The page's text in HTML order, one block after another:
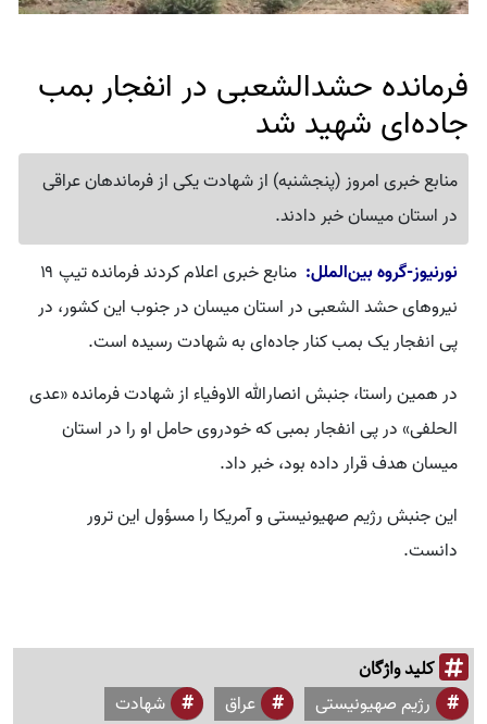
فرمانده حشدالشعبی در انفجار بمب
جاده‌ای شهید شد
منابع خبری امروز (پنجشنبه) از شهادت یکی از فرماندهان عراقی
در استان میسان خبر دادند.
نورنیوز-گروه بین‌الملل:
منابع خبری اعلام کردند فرمانده تیپ ۱۹
نیروهای حشد الشعبی در استان میسان در جنوب این کشور، در
پی انفجار یک بمب کنار جاده‌ای به شهادت رسیده است.
در همین راستا، جنبش انصارالله الاوفیاء از شهادت فرمانده «عدی
الحلفی» در پی انفجار بمبی که خودروی حامل او را در استان
میسان هدف قرار داده بود، خبر داد.
این جنبش رژیم صهیونیستی و آمریکا را مسؤول این ترور
دانست.
کلید واژگان
رژیم صهیونیستی عراق
شهادت